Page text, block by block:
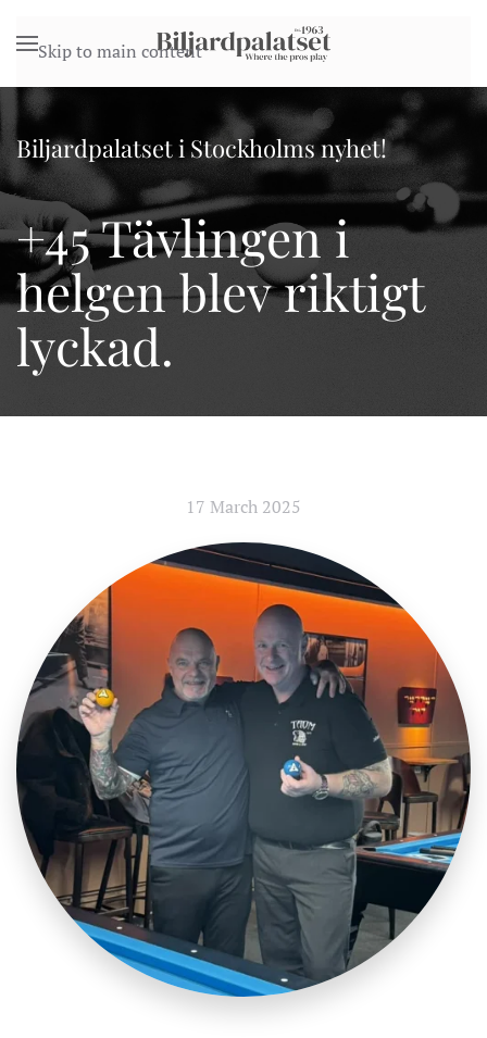
Skip to main content
Biljardpalatset i Stockholms nyhet!
+45 Tävlingen i
helgen blev riktigt
lyckad.
17 March 2025